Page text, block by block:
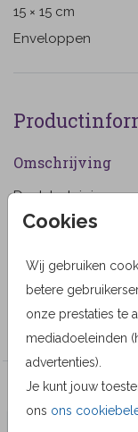
Cookies
Wij gebruiken
betere
onze prestaties te
mediadoeleinden
advertenties).
Je kunt jouw
ons ons
15 × 15 cm
Enveloppen
Omschrijving
Dank betuiging
Designer
iDesign Stationery
Collectie
Bedankkaarten
Veel